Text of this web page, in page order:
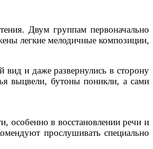
Двум группам первоначально
легкие мелодичные композиции,
вид и даже развернулись в сторону
выцвели, бутоны поникли, а сами
особенно в восстановлении речи и
прослушивать специально